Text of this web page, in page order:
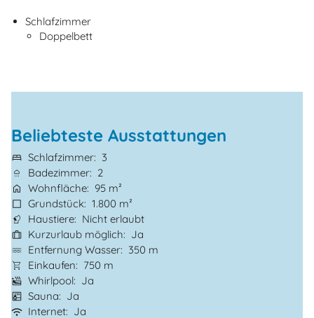
Schlafzimmer
Doppelbett
Beliebteste Ausstattungen
Schlafzimmer
3
Badezimmer
2
Wohnfläche
95 m²
Grundstück
1.800 m²
Haustiere
Nicht erlaubt
Kurzurlaub möglich
Ja
Entfernung Wasser
350 m
Einkaufen
750 m
Whirlpool
Ja
Sauna
Ja
Internet
Ja